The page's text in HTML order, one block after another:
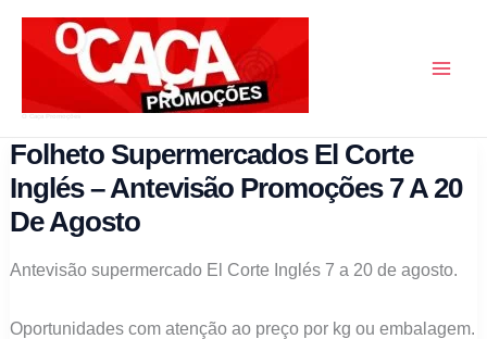
Folheto Supermercados El Corte
Inglés – Antevisão Promoções 7 A 20
De Agosto
Antevisão supermercado El Corte Inglés 7 a 20 de agosto.
Oportunidades com atenção ao preço por kg ou embalagem.